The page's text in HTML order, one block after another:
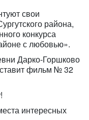
свои
района,
конкурса
с любовью».
Дарко-Горшково
фильм № 32
интересных